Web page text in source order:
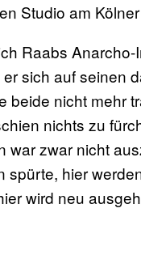
Studio am
Raabs
sich auf seinen
beide nicht mehr
nichts zu
zwar nicht
hier
wird neu